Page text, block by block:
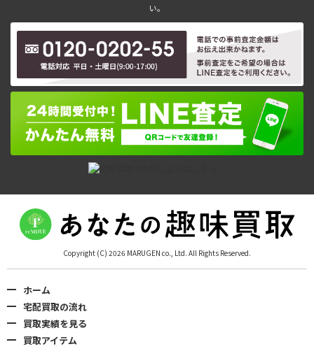
い。
Copyright (C) 2026 MARUGEN co., Ltd. All Rights Reserved.
ホーム
宅配買取の流れ
買取実績を見る
買取アイテム